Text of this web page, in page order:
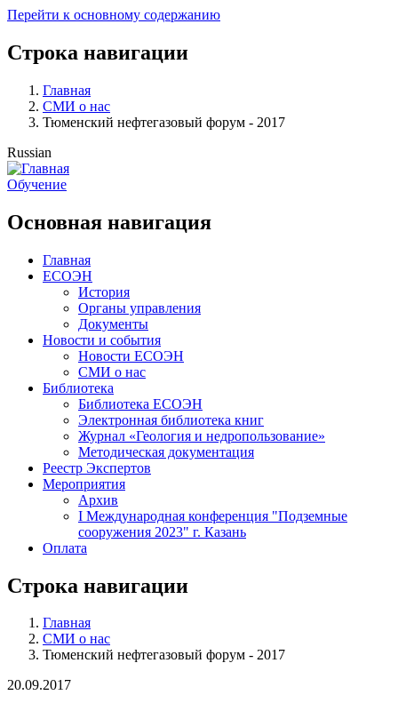
Перейти к основному содержанию
Строка навигации
Главная
СМИ о нас
Тюменский нефтегазовый форум - 2017
Russian
Обучение
Основная навигация
Главная
ЕСОЭН
История
Органы управления
Документы
Новости и события
Новости ЕСОЭН
СМИ о нас
Библиотека
Библиотека ЕСОЭН
Электронная библиотека книг
Журнал «Геология и недропользование»
Методическая документация
Реестр Экспертов
Мероприятия
Архив
I Международная конференция "Подземные
сооружения 2023" г. Казань
Оплата
Строка навигации
Главная
СМИ о нас
Тюменский нефтегазовый форум - 2017
20.09.2017